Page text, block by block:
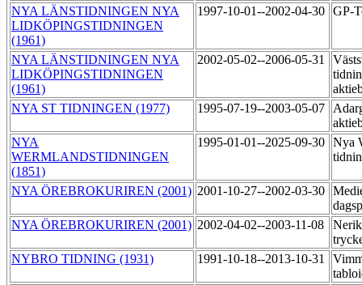
NYA LÄNSTIDNINGEN NYA
LIDKÖPINGSTIDNINGEN
(1961)
1997-10-01--2002-04-30 GP-
NYA LÄNSTIDNINGEN NYA
LIDKÖPINGSTIDNINGEN
(1961)
2002-05-02--2006-05-31
NYA ST TIDNINGEN (1977)
1995-07-19--2003-05-07
NYA
WERMLANDSTIDNINGEN
(1851)
1995-01-01--2025-09-30 Nya
NYA ÖREBROKURIREN (2001) 2001-10-27--2002-03-30
NYA ÖREBROKURIREN (2001) 2002-04-02--2003-11-08
NYBRO TIDNING (1931)
1991-10-18--2013-10-31